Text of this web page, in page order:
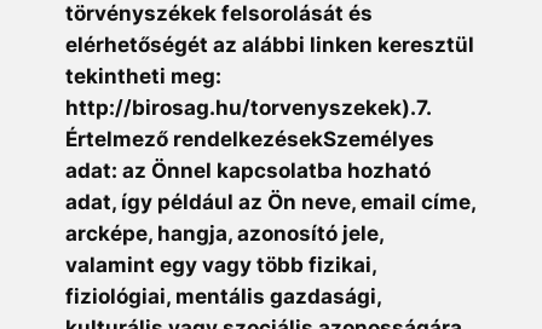
törvényszékek felsorolását és
elérhetőségét az alábbi linken keresztül
tekintheti meg:
http://birosag.hu/torvenyszekek).7.
Értelmező rendelkezésekSzemélyes
adat: az Önnel kapcsolatba hozható
adat, így például az Ön neve, email címe,
arcképe, hangja, azonosító jele,
valamint egy vagy több fizikai,
fiziológiai, mentális gazdasági,